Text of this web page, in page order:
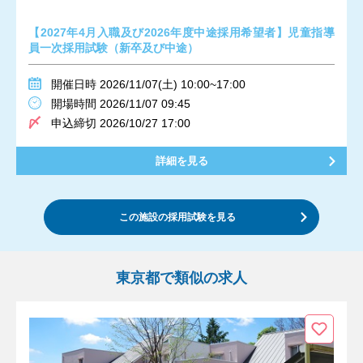
【2027年4月入職及び2026年度中途採用希望者】児童指導
員一次採用試験（新卒及び中途）
開催日時 2026/11/07(土) 10:00~17:00
開場時間 2026/11/07 09:45
申込締切 2026/10/27 17:00
詳細を見る
この施設の採用試験を見る
東京都で類似の求人